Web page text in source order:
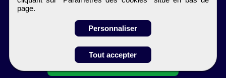
Candidature spontanée
page.
Personnaliser
Tout accepter
BTPEXPERT
Tous droits réservés © 1999 - 2026